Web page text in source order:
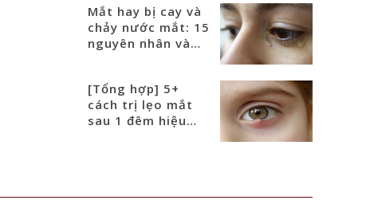
Mắt hay bị cay và
chảy nước mắt: 15
nguyên nhân và
[Tổng hợp] 5+
cách trị lẹo mắt
sau 1 đêm hiệu